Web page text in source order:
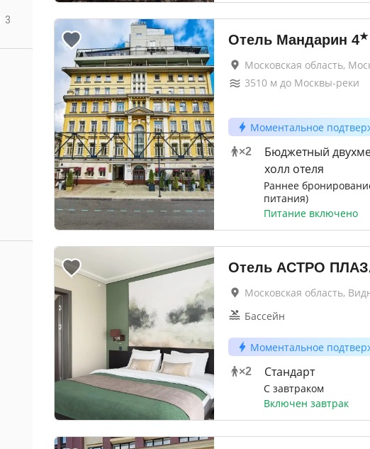
3
Отель Мандарин 4★
Московская область,
3510м до Москвы-реки
Моментальное
×2
Бюджетный
холл отеля
Раннее
питания)
Питание включено
Отель АСТРО
Московская область,
Бассейн
Моментальное
×2 Стандарт
С завтраком
Включен завтрак